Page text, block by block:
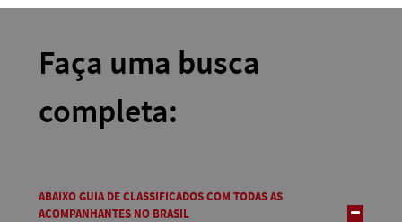
Faça uma busca
completa:
ABAIXO GUIA DE CLASSIFICADOS COM TODAS AS
ACOMPANHANTES NO BRASIL